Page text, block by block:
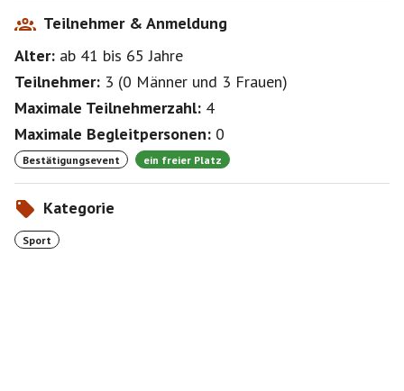
Teilnehmer & Anmeldung
Alter: ab 41 bis 65Jahre
Teilnehmer: 3 (0 Männer und 3 Frauen)
Maximale Teilnehmerzahl: 4
Maximale Begleitpersonen: 0
Bestätigungsevent ein freier Platz
Kategorie
Sport